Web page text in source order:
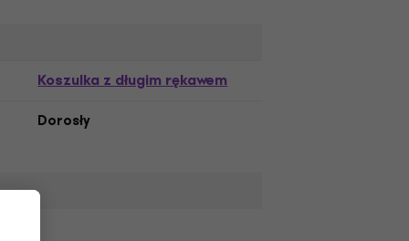
Koszulka z długim rękawem
Dorosły